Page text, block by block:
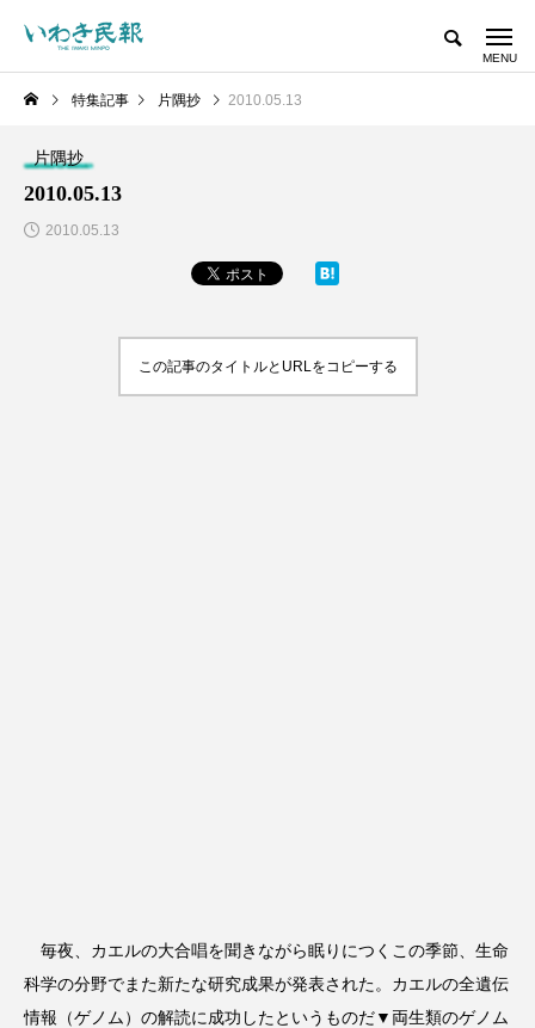
特集記事 片隅抄 2010.05.13
片隅抄
2010.05.13
2010.05.13
この記事のタイトルとURLをコピーする
毎夜、カエルの大合唱を聞きながら眠りにつくこの季節、生命
科学の分野でまた新たな研究成果が発表された。カエルの全遺伝
情報（ゲノム）の解読に成功したというものだ▼両生類のゲノム